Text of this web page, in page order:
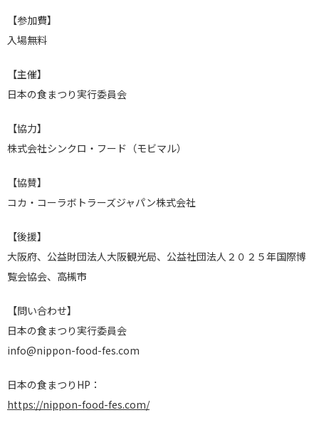
【参加費】
入場無料
【主催】
日本の食まつり実行委員会
【協力】
株式会社シンクロ・フード（モビマル）
【協賛】
コカ・コーラボトラーズジャパン株式会社
【後援】
大阪府、公益財団法人大阪観光局、公益社団法人２０２５年国際博
覧会協会、高槻市
【問い合わせ】
日本の食まつり実行委員会
info@nippon-food-fes.com
日本の食まつりHP：
https://nippon-food-fes.com/